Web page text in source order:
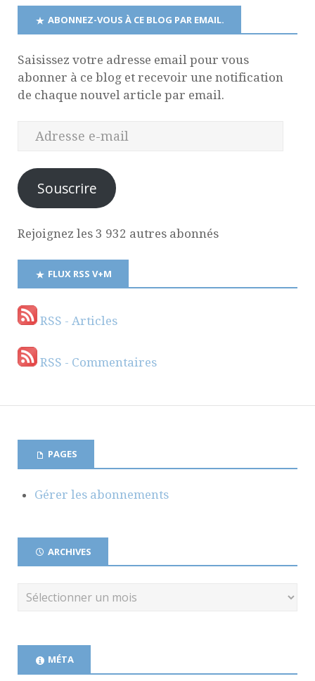
ABONNEZ-VOUS À CE BLOG PAR EMAIL.
Saisissez votre adresse email pour vous
abonner à ce blog et recevoir une notification
de chaque nouvel article par email.
Souscrire
Rejoignez les 3 932 autres abonnés
FLUX RSS V+M
RSS - Articles
RSS - Commentaires
PAGES
Gérer les abonnements
ARCHIVES
MÉTA